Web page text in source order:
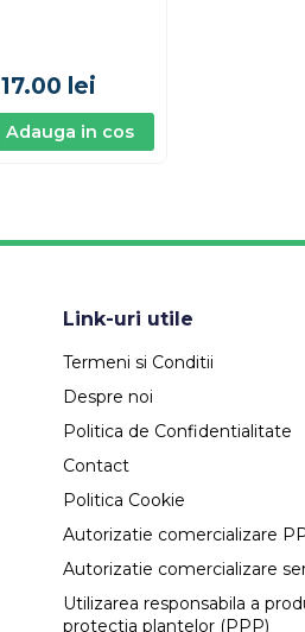
17.00 lei
Adauga in cos
Link-uri utile
Termeni si Conditii
Despre noi
Politica de Confidentialitate
Contact
Politica Cookie
Autorizatie comercializare
Autorizatie comercializare
Utilizarea responsabila a
protectia plantelor (PPP)